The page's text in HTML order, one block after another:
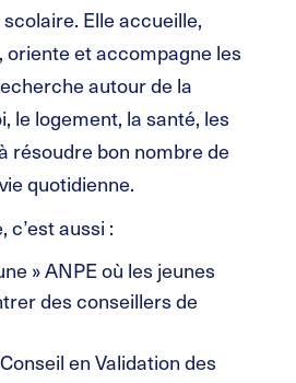
Elle accueille,
oriente et accompagne les
autour de la
le logement, la santé, les
résoudre bon nombre de
quotidienne.
c’est aussi :
» ANPE où les jeunes
des conseillers de
en Validation des